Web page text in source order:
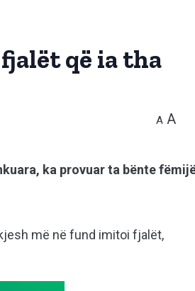
që ia tha
A A
ka provuar ta bënte
më në fund imitoi fjalët,